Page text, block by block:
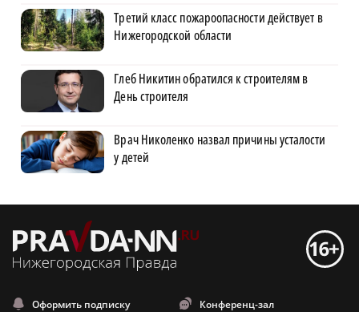
Третий класс пожароопасности действует в
Нижегородской области
Глеб Никитин обратился к строителям в
День строителя
Врач Николенко назвал причины усталости
у детей
Оформить подписку Конференц-зал